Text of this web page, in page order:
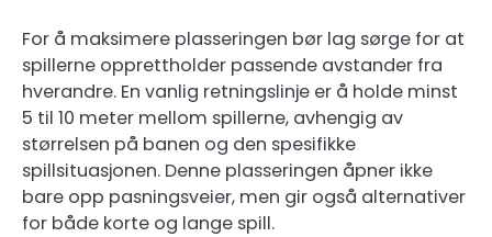
For å maksimere plasseringen bør lag sørge for at
spillerne opprettholder passende avstander fra
hverandre. En vanlig retningslinje er å holde minst
5 til 10 meter mellom spillerne, avhengig av
størrelsen på banen og den spesifikke
spillsituasjonen. Denne plasseringen åpner ikke
bare opp pasningsveier, men gir også alternativer
for både korte og lange spill.